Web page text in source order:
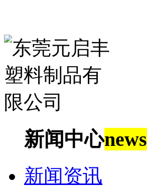
新闻中心news
新闻资讯